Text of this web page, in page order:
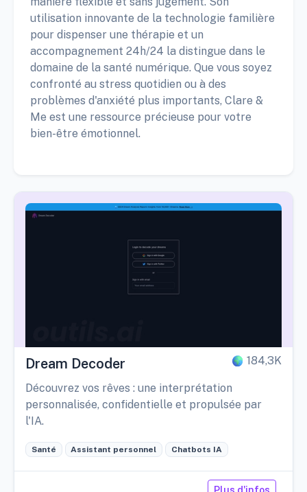
utilisation innovante de la technologie familière
pour dispenser une thérapie et un
accompagnement 24h/24 la distingue dans le
domaine de la santé numérique. Que vous soyez
confronté au stress quotidien ou à des
problèmes d'anxiété plus importants, Clare &
Me est une ressource précieuse pour votre
bien-être émotionnel.
Dream Decoder 184,3K
Découvrez vos rêves : une interprétation
personnalisée, confidentielle et propulsée par
l'IA.
Santé Assistant personnel Chatbots IA